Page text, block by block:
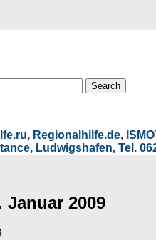
Regionalhilfe.de,
Ludwigshafen, Tel.
Januar 2009